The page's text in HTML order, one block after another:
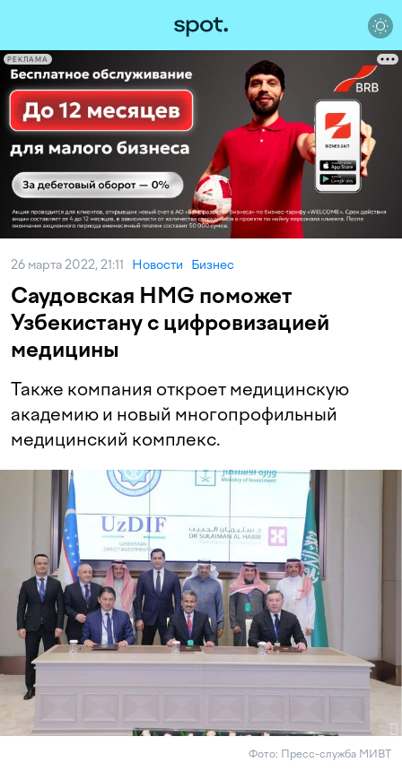
РЕКЛАМА
26 марта 2022, 21:11 Новости Бизнес
Саудовская HMG поможет
Узбекистану с цифровизацией
медицины
Также компания откроет медицинскую
академию и новый многопрофильный
медицинский комплекс.
Фото: Пресс-служба МИВТ